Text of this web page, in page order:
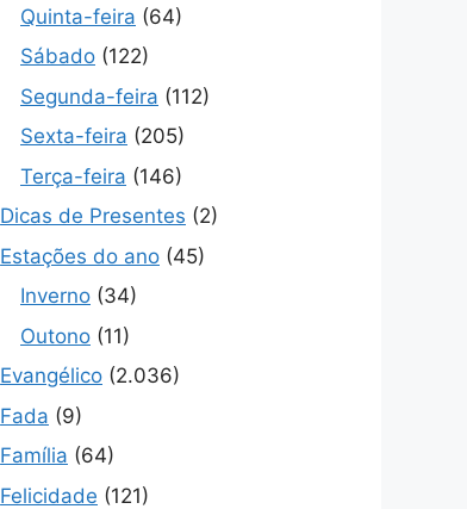
Quinta-feira (64)
Sábado (122)
Segunda-feira (112)
Sexta-feira (205)
Terça-feira (146)
Dicas de Presentes (2)
Estações do ano (45)
Inverno (34)
Outono (11)
Evangélico (2.036)
Fada (9)
Família (64)
Felicidade (121)